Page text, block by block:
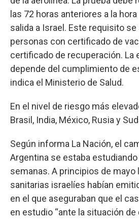
las 72 horas anteriores a la
salida a Israel. Este requisito se
personas con certificado de
certificado de recuperación. La
depende del cumplimiento de
indica el Ministerio de Salud.
En el nivel de riesgo más
Brasil, India, México, Rusia y
Según informa La Nación, el
Argentina se estaba
semanas. A principios de mayo
sanitarias israelíes habían
en el que aseguraban que el
en estudio “ante la situación de